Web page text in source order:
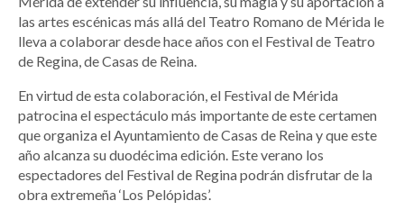
las artes escénicas más allá del Teatro Romano de Mérida le
lleva a colaborar desde hace años con el Festival de Teatro
de Regina, de Casas de Reina.
En virtud de esta colaboración, el Festival de Mérida
patrocina el espectáculo más importante de este certamen
que organiza el Ayuntamiento de Casas de Reina y que este
año alcanza su duodécima edición. Este verano los
espectadores del Festival de Regina podrán disfrutar de la
obra extremeña ‘Los Pelópidas’.